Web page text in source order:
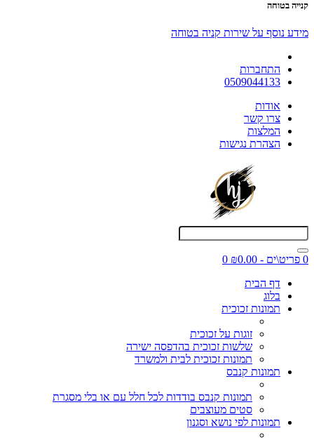
קנייה בטוחה
מידע נוסף על שירות קניה בטוחה
התחברות
0509044133
אודות
צרו קשר
המלצות
הצהרת נגישות
0 פריט\ים - ₪0.00
0
דף הבית
בלוג
תמונות זכוכית
זוגות על זכוכית
שלשות זכוכית בהדפסה ישירה
תמונות זכוכית לבית ולמשרד
תמונות קנבס
תמונות קנבס בודדות לכל חלל עם או בלי מסגרת
סטים מעוצבים
תמונות לפי נושא וסגנון